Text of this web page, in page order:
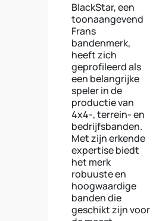
BlackStar, een
toonaangevend
Frans
bandenmerk,
heeft zich
geprofileerd als
een belangrijke
speler in de
productie van
4x4-, terrein- en
bedrijfsbanden.
Met zijn erkende
expertise biedt
het merk
robuuste en
hoogwaardige
banden die
geschikt zijn voor